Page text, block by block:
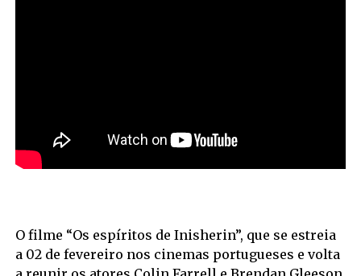
O filme “Os espíritos de Inisherin”, que se estreia
a 02 de fevereiro nos cinemas portugueses e volta